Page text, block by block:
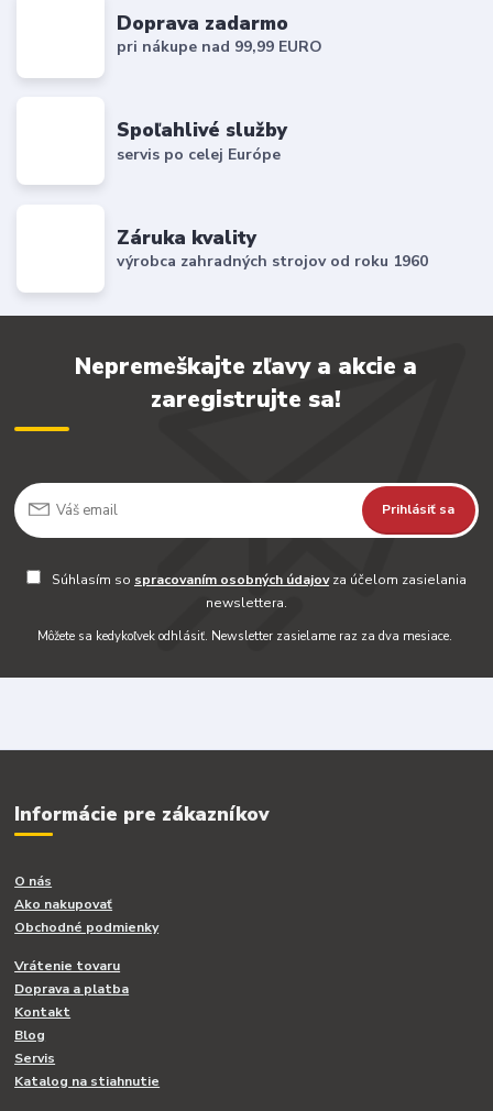
Doprava zadarmo
pri nákupe nad 99,99 EURO
Spoľahlivé služby
servis po celej Európe
Záruka kvality
výrobca zahradných strojov od roku 1960
Nepremeškajte zľavy a akcie a
zaregistrujte sa!
Prihlásiť sa
Súhlasím so spracovaním osobných údajovza účelom zasielania
newslettera.
Môžete sa kedykoľvek odhlásiť. Newsletter zasielame raz za dva mesiace.
Informácie pre zákazníkov
O nás
Ako nakupovať
Obchodné podmienky
Vrátenie tovaru
Doprava a platba
Kontakt
Blog
Servis
Katalog na stiahnutie